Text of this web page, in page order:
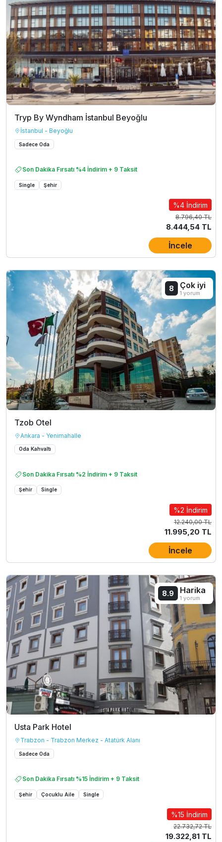
Tryp By Wyndham İstanbul Beyoğlu
İstanbul - Beyoğlu
Sadece Oda
Son Dakika Fırsatı %4 İndirim + 9 Taksit
Single Şehir
%4 İndirim
8.796,40 TL
8.444,54 TL
İncele
Tzob Otel
Ankara - Yenimahalle
Oda Kahvaltı
Son Dakika Fırsatı %2 İndirim + 9 Taksit
Şehir Single
8 Çok iyi
1 yorum
%2 İndirim
12.240,00 TL
11.995,20 TL
İncele
Usta Park Hotel
Trabzon - Trabzon Merkez - Atatürk Alanı
Sadece Oda
Son Dakika Fırsatı %15 İndirim + 9 Taksit
Şehir Çocuklu Aile Single
8.9 Harika
1 yorum
%15 İndirim
22.732,72 TL
19.322,81 TL